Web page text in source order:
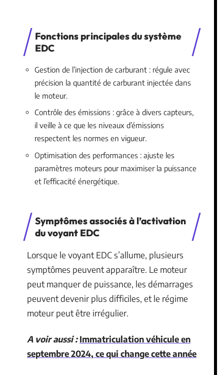
Fonctions principales du système
EDC
Gestion de l’injection de carburant : régule avec
précision la quantité de carburant injectée dans
le moteur.
Contrôle des émissions : grâce à divers capteurs,
il veille à ce que les niveaux d’émissions
respectent les normes en vigueur.
Optimisation des performances : ajuste les
paramètres moteurs pour maximiser la puissance
et l’efficacité énergétique.
Symptômes associés à l’activation
du voyant EDC
Lorsque le voyant EDC s’allume, plusieurs
symptômes peuvent apparaître. Le moteur
peut manquer de puissance, les démarrages
peuvent devenir plus difficiles, et le régime
moteur peut être irrégulier.
A voir aussi : Immatriculation véhicule en
septembre 2024, ce qui change cette année